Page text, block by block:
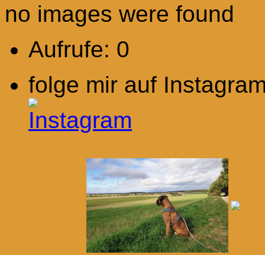
no images were found
Aufrufe: 0
folge mir auf